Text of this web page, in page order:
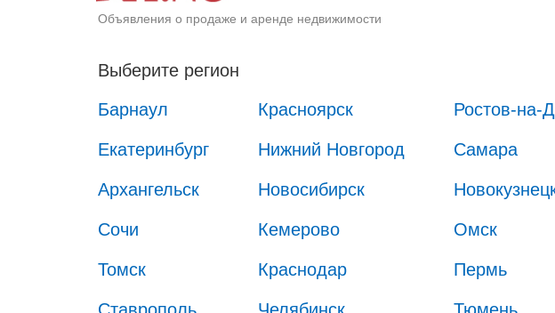
Объявления о продаже и аренде недвижимости
Выберите регион
Барнаул
Красноярск Ростов-на-
Екатеринбург Нижний Новгород Самара
Архангельск Новосибирск
Сочи Кемерово Омск
Томск Краснодар Пермь